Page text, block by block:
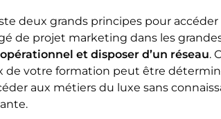
deux grands principes pour
de projet marketing dans les
et disposer d’un réseau.
de votre formation peut être
aux métiers du luxe sans